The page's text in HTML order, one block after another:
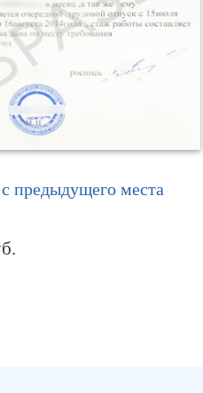
предыдущего места